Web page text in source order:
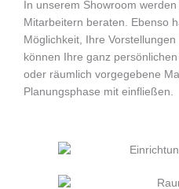
In unserem Showroom
Mitarbeitern beraten. Ebenso
Möglichkeit, Ihre
können Ihre ganz
oder räumlich vorgegebene
Planungsphase mit einfließen.